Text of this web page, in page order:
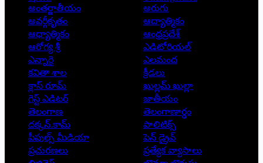
అంతర్జాతీయం
అరుగు
అవర్గీకృతం
ఆద్యాత్మికం
ఆధ్యాత్మికం
ఆంధ్రప్రదేశ్
ఆరోగ్య శ్రీ
ఎడిటోరియల్
ఎన్నారై
ఎలమంద
కవితా శాల
క్రీడలు
క్లాస్ రూమ్
ఖుల్లమ్ ఖుల్లా
గెస్ట్ ఎడిటర్
జాతీయం
తెలంగాణ
తెలంగాణార్థం
దక్కన్.కామ్
పాలిటిక్స్
పీపుల్స్ ‌మీడియా
పెన్ డ్రైవ్
ప్రచురణలు
ప్రత్యేక వ్యాసాలు